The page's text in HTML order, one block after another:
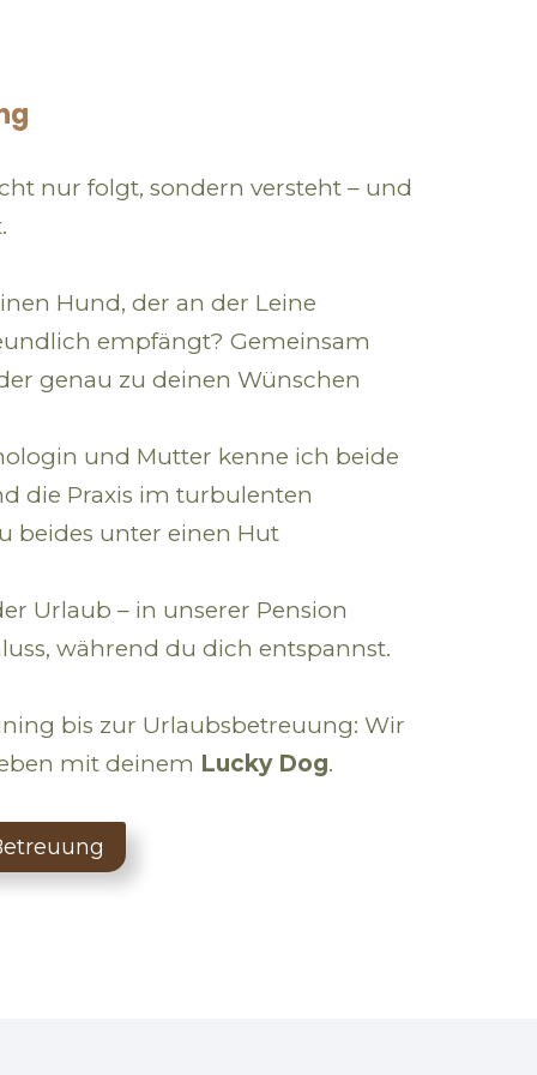
nur folgt, sondern versteht – und
Hund, der an der Leine
empfängt? Gemeinsam
genau zu deinen Wünschen
und Mutter kenne ich beide
die Praxis im turbulenten
beides unter einen Hut
Urlaub – in unserer Pension
während du dich entspannst.
bis zur Urlaubsbetreuung: Wir
mit deinem Lucky Dog.